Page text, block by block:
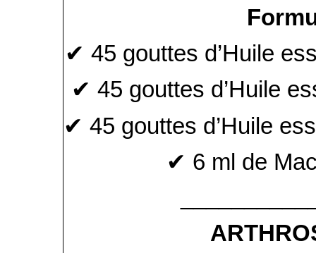
✔ 45 gouttes d’Huile
✔ 45 gouttes d’Huile
✔ 45 gouttes d’Huile
✔ 6 ml de